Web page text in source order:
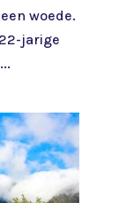
woede.
jarige